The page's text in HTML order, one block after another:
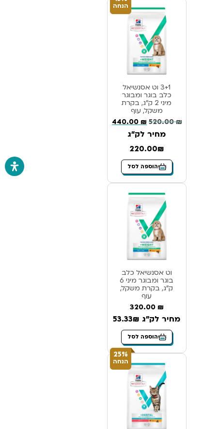
הנחה
3+1 וט אסנשיאל
כלב בוגר ומבוגר
מיני 2 ק”ג, בקרת
משקל, עוף
520.00₪
440.00 ₪
מחיר לק"ג
220.00₪
הוספה לסל
וט אסנשיאל כלב
בוגר ומבוגר מיני 6
ק”ג, בקרת משקל,
עוף
320.00 ₪
מחיר לק"ג 53.33₪
הוספה לסל
25%
הנחה